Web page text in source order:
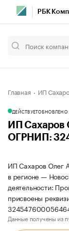
РБК
Главная ИП
ДЕЙСТВУЕТОБНОВЛЕНО
ИП Сахаров
ОГРНИП:
ИП Сахаров Олег
в регионе —
деятельности:
присвоены
Данные получены из